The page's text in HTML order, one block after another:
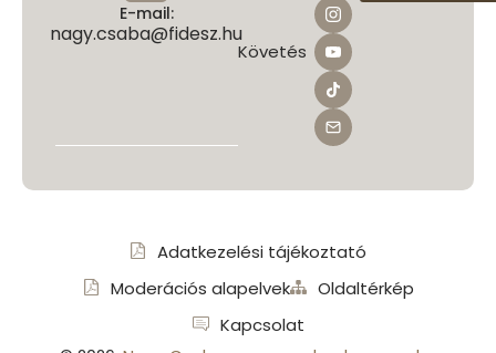
E-mail:
nagy.csaba@fidesz.hu
Követés
Adatkezelési tájékoztató
Moderációs alapelvek
Oldaltérkép
Kapcsolat